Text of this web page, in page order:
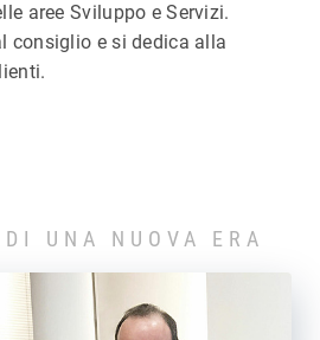
aree Sviluppo e Servizi.
consiglio e si dedica alla
UNA NUOVA ERA